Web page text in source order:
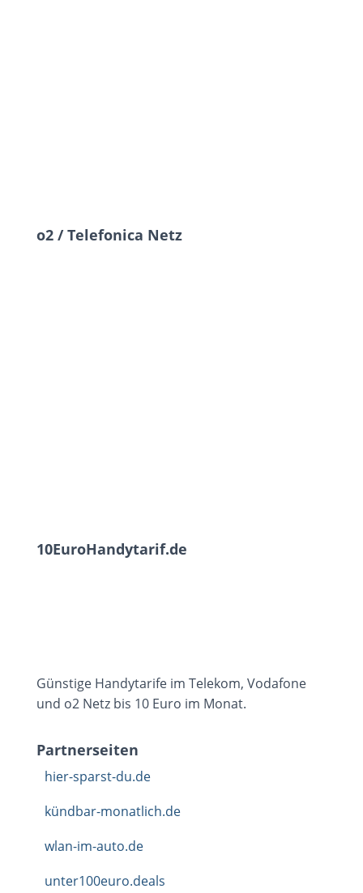
o2 / Telefonica Netz
10EuroHandytarif.de
Günstige Handytarife im Telekom, Vodafone
und o2 Netz bis 10 Euro im Monat.
Partnerseiten
hier-sparst-du.de
kündbar-monatlich.de
wlan-im-auto.de
unter100euro.deals